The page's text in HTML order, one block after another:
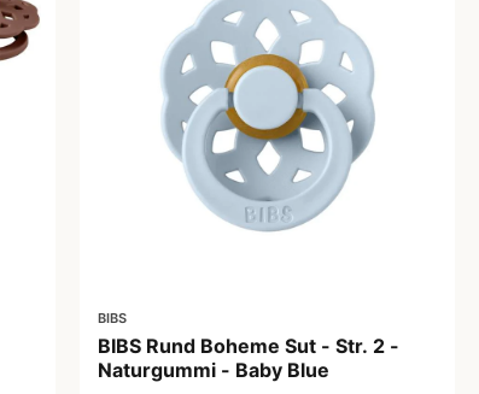
BIBS
BIBS Rund Boheme Sut - Str. 2 -
Naturgummi - Baby Blue